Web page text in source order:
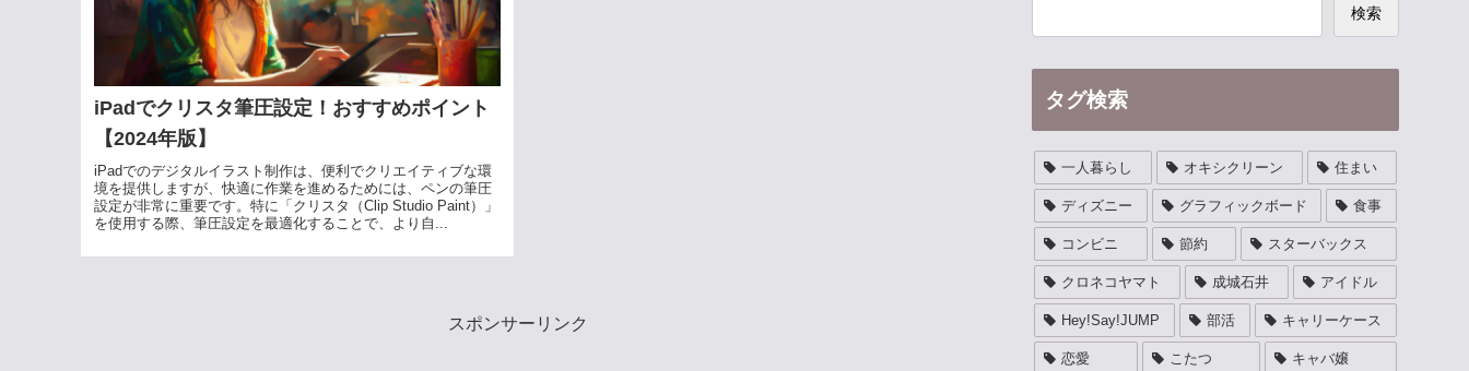
iPadでクリスタ筆圧設定！おすすめポイント
【2024年版】
iPadでのデジタルイラスト制作は、便利でクリエイティブな環
境を提供しますが、快適に作業を進めるためには、ペンの筆圧
設定が非常に重要です。特に「クリスタ（Clip Studio Paint）」
を使用する際、筆圧設定を最適化することで、より自...
スポンサーリンク
検索
タグ検索
一人暮らし オキシクリーン 住まい
ディズニー グラフィックボード 食事
コンビニ 節約 スターバックス
クロネコヤマト 成城石井 アイドル
Hey!Say!JUMP 部活 キャリーケース
恋愛 こたつ キャバ嬢